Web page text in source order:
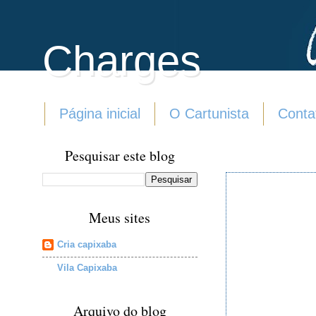
Charges
Página inicial O Cartunista
Pesquisar este blog
Meus sites
Cria capixaba
Vila Capixaba
Arquivo do blog